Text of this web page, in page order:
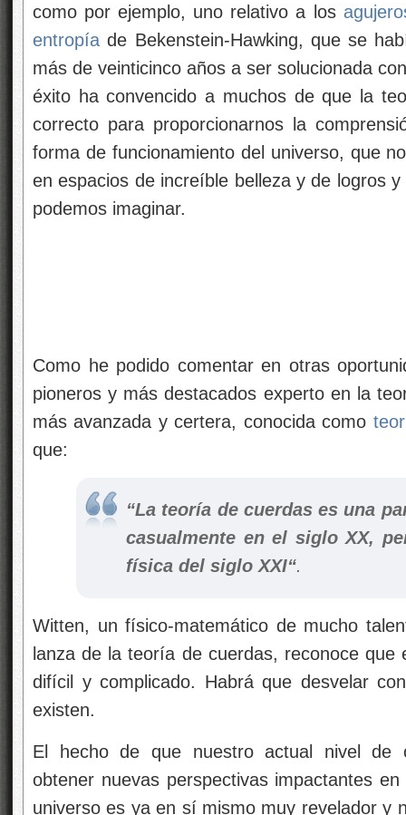
como por ejemplo, uno relativo a los
entropía de Bekenstein-Hawking, que se
más de veinticinco años a ser solucionada
éxito ha convencido a muchos de que la
correcto para proporcionarnos la
forma de funcionamiento del universo, que
en espacios de increíble belleza y de logros
podemos imaginar.
Como he podido comentar en otras
pioneros y más destacados experto en la
más avanzada y certera, conocida como
que:
“La teoría de cuerdas es una
casualmente en el siglo XX,
física del siglo XXI“.
Witten, un físico-matemático de mucho
lanza de la teoría de cuerdas, reconoce
difícil y complicado. Habrá que desvelar
existen.
El hecho de que nuestro actual nivel de
obtener nuevas perspectivas impactantes
universo es ya en sí mismo muy revelador y